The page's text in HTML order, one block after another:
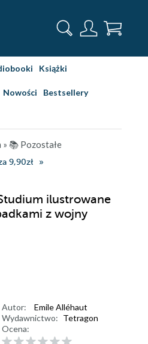
Książki
Nowości Bestsellery
» 📚 Pozostałe
9,90zł
ilustrowane
z wojny
Autor:
Emile Alléhaut
Wydawnictwo: Tetragon
Ocena: